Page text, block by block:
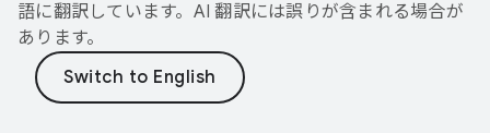
語に翻訳しています。AI 翻訳には誤りが含まれる場合が
あります。